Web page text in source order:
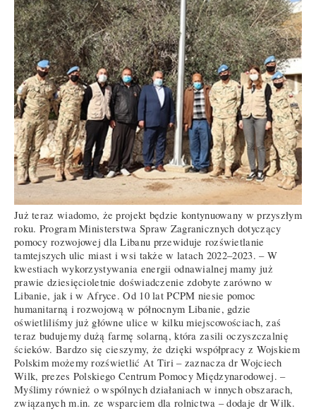
Już teraz wiadomo, że projekt będzie kontynuowany w przyszłym
roku. Program Ministerstwa Spraw Zagranicznych dotyczący
pomocy rozwojowej dla Libanu przewiduje rozświetlanie
tamtejszych ulic miast i wsi także w latach 2022–2023. – W
kwestiach wykorzystywania energii odnawialnej mamy już
prawie dziesięcioletnie doświadczenie zdobyte zarówno w
Libanie, jak i w Afryce. Od 10 lat PCPM niesie pomoc
humanitarną i rozwojową w północnym Libanie, gdzie
oświetliliśmy już główne ulice w kilku miejscowościach, zaś
teraz budujemy dużą farmę solarną, która zasili oczyszczalnię
ścieków. Bardzo się cieszymy, że dzięki współpracy z Wojskiem
Polskim możemy rozświetlić At Tiri – zaznacza dr Wojciech
Wilk, prezes Polskiego Centrum Pomocy Międzynarodowej. –
Myślimy również o wspólnych działaniach w innych obszarach,
związanych m.in. ze wsparciem dla rolnictwa – dodaje dr Wilk.